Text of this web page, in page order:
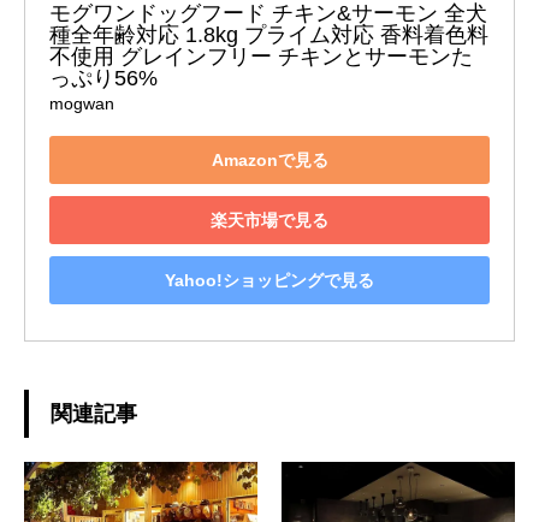
モグワンドッグフード チキン&サーモン 全犬
種全年齢対応 1.8kg プライム対応 香料着色料
不使用 グレインフリー チキンとサーモンた
っぷり56%
mogwan
Amazonで見る
楽天市場で見る
Yahoo!ショッピングで見る
関連記事